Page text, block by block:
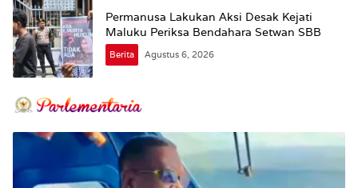
Permanusa Lakukan Aksi Desak Kejati
Maluku Periksa Bendahara Setwan SBB
Berita Agustus 6, 2026